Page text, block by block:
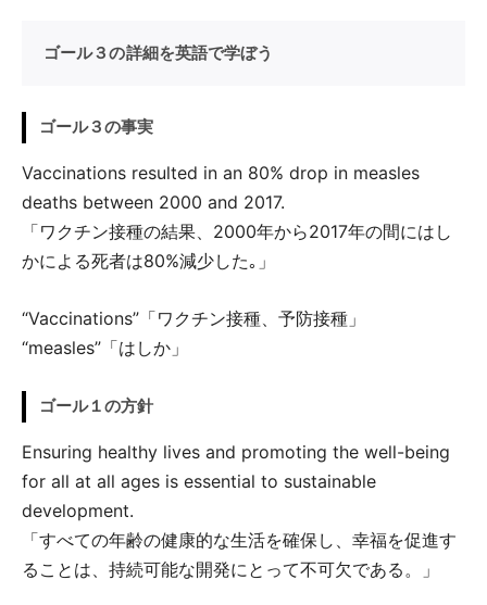
ゴール３の詳細を英語で学ぼう
ゴール３の事実
Vaccinations resulted in an 80% drop in measles
deaths between 2000 and 2017.
「ワクチン接種の結果、2000年から2017年の間にはし
かによる死者は80%減少した｡」
“Vaccinations”「ワクチン接種、予防接種」
“measles”「はしか」
ゴール１の方針
Ensuring healthy lives and promoting the well-being
for all at all ages is essential to sustainable
development.
「すべての年齢の健康的な生活を確保し、幸福を促進す
ることは、持続可能な開発にとって不可欠である。」